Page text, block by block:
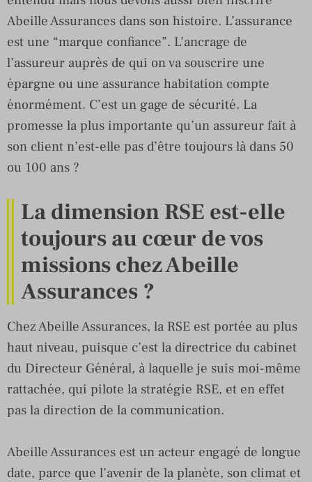
Abeille Assurances dans son histoire. L’assurance
est une “marque confiance”. L’ancrage de
l’assureur auprès de qui on va souscrire une
épargne ou une assurance habitation compte
énormément. C’est un gage de sécurité. La
promesse la plus importante qu’un assureur fait à
son client n’est-elle pas d’être toujours là dans 50
ou 100 ans ?
La dimension RSE est-elle
toujours au cœur de vos
missions chez Abeille
Assurances ?
Chez Abeille Assurances, la RSE est portée au plus
haut niveau, puisque c’est la directrice du cabinet
du Directeur Général, à laquelle je suis moi-même
rattachée, qui pilote la stratégie RSE, et en effet
pas la direction de la communication.
Abeille Assurances est un acteur engagé de longue
date, parce que l’avenir de la planète, son climat et